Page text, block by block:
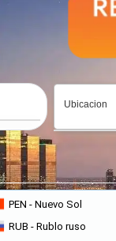
Ubicacion
PEN - Nuevo Sol
RUB - Rublo ruso